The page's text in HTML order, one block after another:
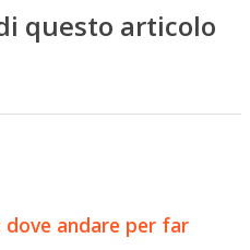
questo articolo
andare per far